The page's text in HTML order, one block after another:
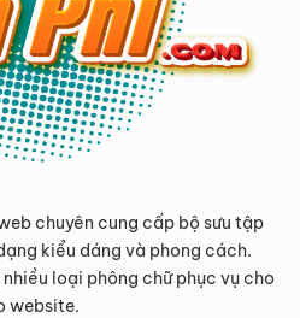
chuyên cung cấp bộ sưu tập
kiểu dáng và phong cách.
loại phông chữ phục vụ cho
website.